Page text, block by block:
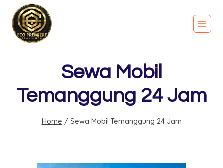
Sewa Mobil
Temanggung 24 Jam
Home / Sewa Mobil Temanggung 24 Jam